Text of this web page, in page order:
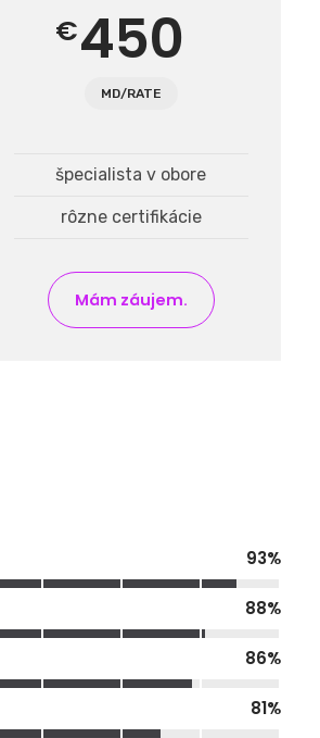
€450
MD/RATE
špecialista v obore
rôzne certifikácie
Mám záujem.
93%
88%
86%
81%